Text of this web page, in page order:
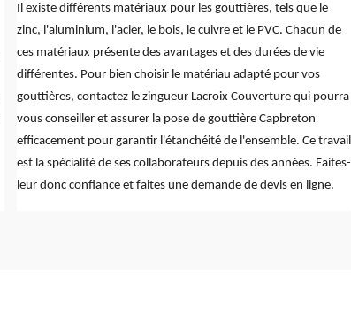
Il existe différents matériaux pour les gouttières, tels que le
zinc, l'aluminium, l'acier, le bois, le cuivre et le PVC. Chacun de
ces matériaux présente des avantages et des durées de vie
différentes. Pour bien choisir le matériau adapté pour vos
gouttières, contactez le zingueur Lacroix Couverture qui pourra
vous conseiller et assurer la pose de gouttière Capbreton
efficacement pour garantir l'étanchéité de l'ensemble. Ce travail
est la spécialité de ses collaborateurs depuis des années. Faites-
leur donc confiance et faites une demande de devis en ligne.